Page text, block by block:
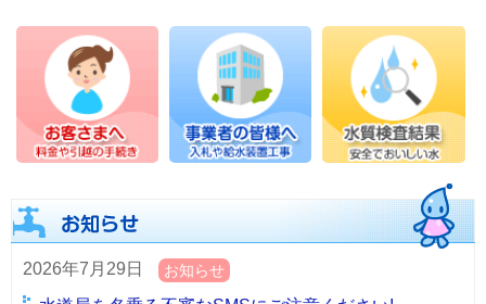
2026年7月29日 お知らせ